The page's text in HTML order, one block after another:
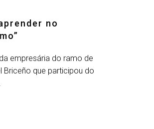
no
empresária do ramo de
Briceño que participou do